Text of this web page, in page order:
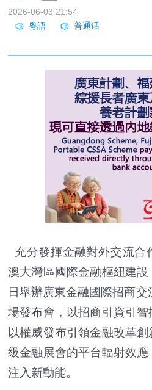
2026-06-03 21:54
充分發揮金融對外交流合
澳大灣區國際金融樞紐建
日舉辦廣東金融國際招商
場發布會，以招商引資引智
以權威發布引領金融改革
級金融展會的平台輻射效
注入新動能。